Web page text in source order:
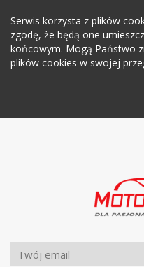
Serwis korzysta z plików
zgodę, że będą one
końcowym. Mogą Państwo
plików cookies w swojej